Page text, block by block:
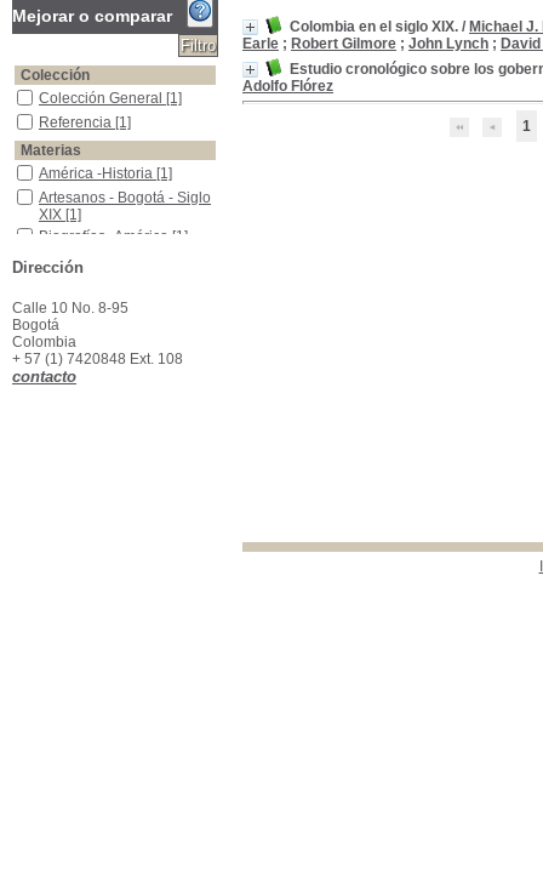
Colombia en el siglo XIX. / Michael J.
Earle ; Robert Gilmore ; John Lynch ;
Estudio cronológico sobre los
Adolfo Flórez
1
Mejorar o comparar
Colección
Colección General
Colección General [1]
Referencia
Referencia [1]
Materias
América -Historia
América -Historia [1]
Artesanos - Bogotá - Siglo XIX
Artesanos - Bogotá - Siglo
XIX [1]
Biografías -América
Biografías -América [1]
Café y haciendas-Colombia
Café y haciendas-
Colombia
Colombia-- Historia-- Siglo XIX
Colombia-- Historia--
Siglo XIX[1]
Haciendas Cafeteras- Colombia.
Haciendas Cafeteras-
Colombia.[1]
Presidentes de América
Presidentes de América
Dirección
Calle 10 No. 8-95
Bogotá
Colombia
+ 57 (1) 7420848 Ext. 108
contacto